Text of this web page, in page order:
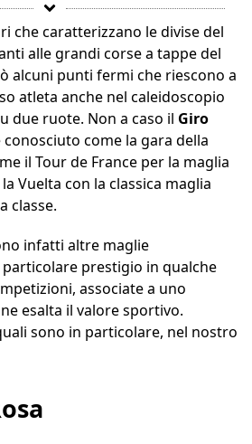
che caratterizzano le divise del
alle grandi corse a tappe del
alcuni punti fermi che riescono a
atleta anche nel caleidoscopio
due ruote. Non a caso il Giro
conosciuto come la gara della
il Tour de France per la maglia
Vuelta con la classica maglia
classe.
infatti altre maglie
prestigio in qualche
associate a uno
esalta il valore sportivo.
sono in particolare, nel nostro